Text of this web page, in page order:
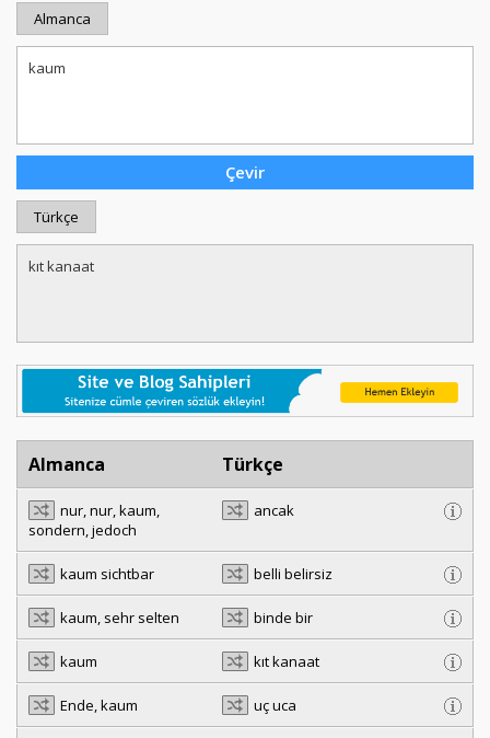
Almanca
Türkçe
Almanca Türkçe
nur, nur, kaum,
sondern, jedoch
ancak
kaum sichtbar belli belirsiz
kaum, sehr selten binde bir
kaum kıt kanaat
Ende, kaum uç uca